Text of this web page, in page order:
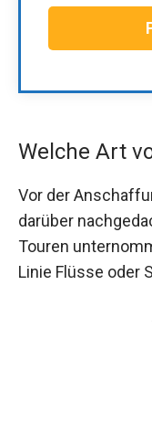
Welche Art
Vor der
darüber
Touren
Linie Flüsse oder